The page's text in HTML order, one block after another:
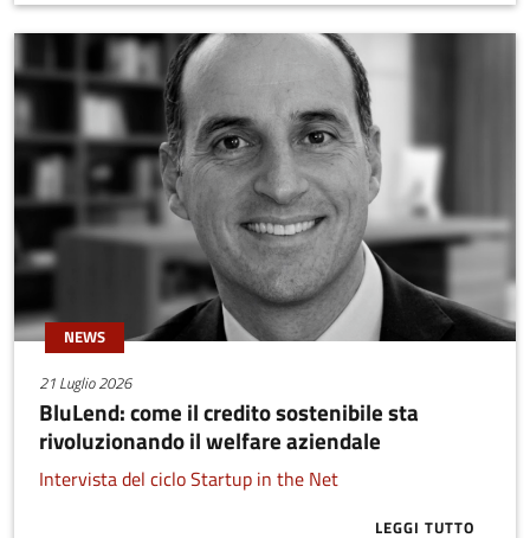
NEWS
21 Luglio 2026
BluLend: come il credito sostenibile sta
rivoluzionando il welfare aziendale
Intervista del ciclo Startup in the Net
LEGGI TUTTO
ABOUT